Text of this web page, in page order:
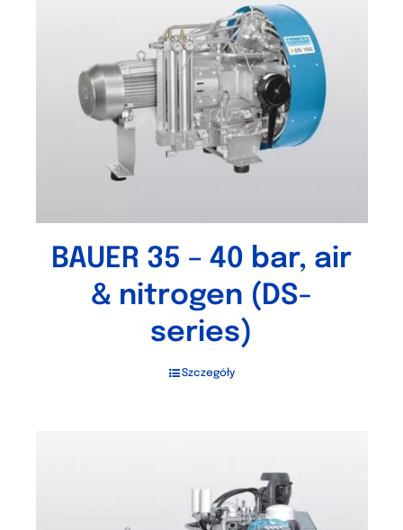
BAUER 35 – 40 bar, air
& nitrogen (DS-
series)
Szczegóły